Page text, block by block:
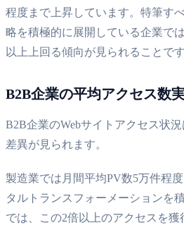
程度まで上昇しています。特筆す
略を積極的に展開している企業で
以上上回る傾向が見られることです
B2B企業の平均アクセス数
B2B企業のWebサイトアクセス状
差異が見られます。
製造業では月間平均PV数5万件程
タルトランスフォーメーションを
では、この2倍以上のアクセスを